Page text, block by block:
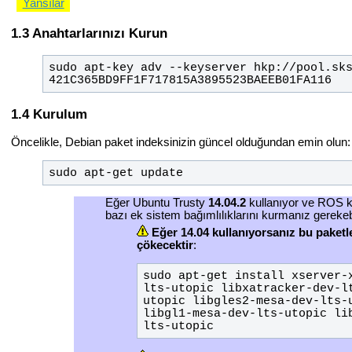
Yansılar
Anahtarlarınızı Kurun
sudo apt-key adv --keyserver hkp://
421C365BD9FF1F717815A3895523BAEEB01FA116
Kurulum
Öncelikle, Debian paket indeksinizin güncel olduğundan emin olun:
sudo apt-get update
Eğer Ubuntu Trusty 14.04.2 kullanıyor ve ROS
bazı ek sistem bağımlılıklarını kurmanız
Eğer 14.04 kullanıyorsanız bu
çökecektir:
sudo apt-get install xserver-
lts-utopic libxatracker-dev-
utopic libgles2-mesa-dev-
libgl1-mesa-dev-lts-utopic
lts-utopic